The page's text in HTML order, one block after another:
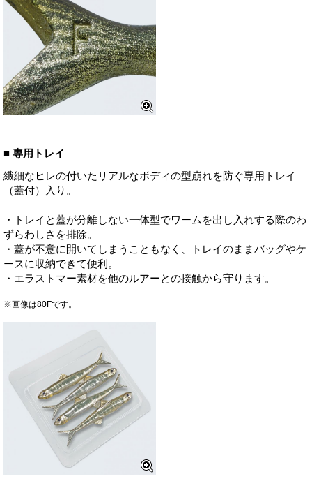
■ 専用トレイ
繊細なヒレの付いたリアルなボディの型崩れを防ぐ専用トレイ
（蓋付）入り。
・トレイと蓋が分離しない一体型でワームを出し入れする際のわ
ずらわしさを排除。
・蓋が不意に開いてしまうこともなく、トレイのままバッグやケ
ースに収納できて便利。
・エラストマー素材を他のルアーとの接触から守ります。
※画像は80Fです。